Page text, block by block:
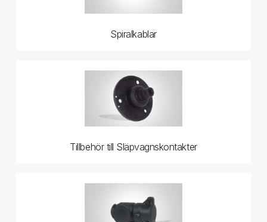
Spiralkablar
Tillbehör till Släpvagnskontakter